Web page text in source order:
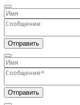
Отправить
Отправить